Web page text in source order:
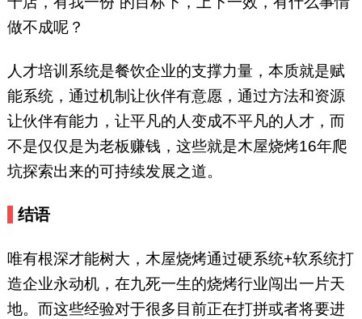
做不成呢？
人才培训系统是餐饮企业的支撑力量，本质就是赋
能系统，通过机制让伙伴有意愿，通过方法和资源
让伙伴有能力，让平凡的人变成不平凡的人才，而
不是仅仅是为老板赚钱，这些就是木屋烧烤16年爬
坑探索出来的可持续发展之道。
结语
唯有根深才能树大，木屋烧烤通过硬系统+软系统打
造企业永动机，在九死一生的烧烤行业闯出一片天
地。而这些经验对于很多目前正在打拼或者将要进